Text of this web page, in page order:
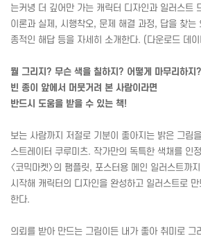
는커녕 더 깊어만 가는 캐릭터 디자인과 일러스트
이론과 실제, 시행착오, 문제 해결 과정, 답을 찾는
종적인 해답 등을 자세히 소개한다. (다운로드 데
뭘 그리지? 무슨 색을 칠하지? 어떻게 마무리하지?
빈 종이 앞에서 머뭇거려 본 사람이라면
반드시 도움을 받을 수 있는 책!
보는 사람까지 저절로 기분이 좋아지는 밝은 그림
스트레이터 쿠루미츠. 작가만의 독특한 색채를 인
〈코믹마켓〉의 팸플릿, 포스터용 메인 일러스트까
시작해 캐릭터의 디자인을 완성하고 일러스트로
한다.
의뢰를 받아 만드는 그림이든 내가 좋아 취미로 그